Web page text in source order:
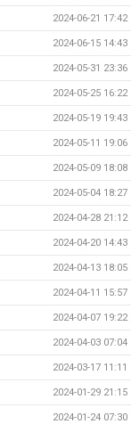
2024-06-21 17:42
2024-06-15 14:43
2024-05-31 23:36
2024-05-25 16:22
2024-05-19 19:43
2024-05-11 19:06
2024-05-09 18:08
2024-05-04 18:27
2024-04-28 21:12
2024-04-20 14:43
2024-04-13 18:05
2024-04-11 15:57
2024-04-07 19:22
2024-04-03 07:04
2024-03-17 11:11
2024-01-29 21:15
2024-01-24 07:30